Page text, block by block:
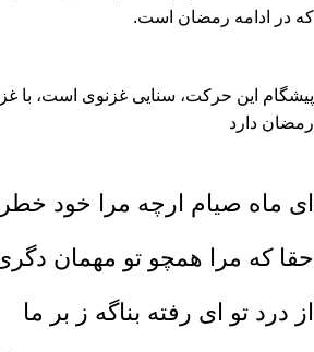
که در ادامه رمضان است.
پیشگام این حرکت، سنایى غزنوى است، با
رمضان دارد
اى ماه صیام ارچه مرا خود
حقا که مرا همچو تو مهمان
از درد تو اى رفته بناگه ز بر ما